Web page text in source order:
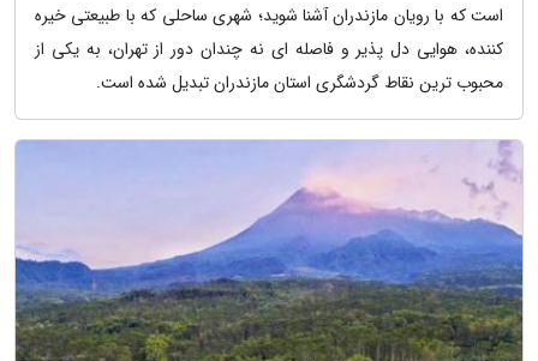
است که با رویان مازندران آشنا شوید؛ شهری ساحلی که با طبیعتی خیره
کننده، هوایی دل پذیر و فاصله ای نه چندان دور از تهران، به یکی از
محبوب ترین نقاط گردشگری استان مازندران تبدیل شده است.